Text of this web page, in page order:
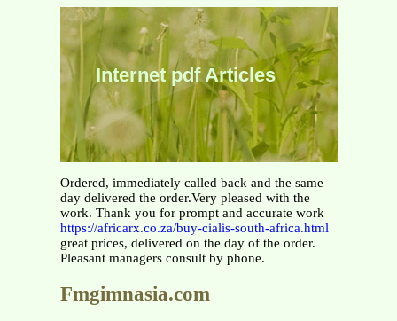
Internet pdf Articles
Ordered, immediately called back and the same
day delivered the order.Very pleased with the
work. Thank you for prompt and accurate work
https://africarx.co.za/buy-cialis-south-africa.html
great prices, delivered on the day of the order.
Pleasant managers consult by phone.
Fmgimnasia.com